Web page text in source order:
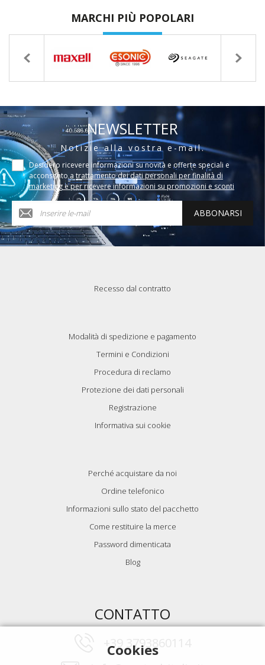
MARCHI PIÙ POPOLARI
NEWSLETTER
Notizie alla vostra e-mail.
Desidero ricevere informazioni su novità e offerte speciali e
acconsento a trattamento dei dati personali per finalità di
marketing e per ricevere informazioni su promozioni e sconti
ABBONARSI
Recesso dal contratto
Modalità di spedizione e pagamento
Termini e Condizioni
Procedura di reclamo
Protezione dei dati personali
Registrazione
Informativa sui cookie
Perché acquistare da noi
Ordine telefonico
Informazioni sullo stato del pacchetto
Come restituire la merce
Password dimenticata
Blog
CONTATTO
+39 3793860114
Cookies